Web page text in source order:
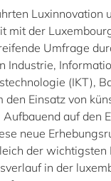
Luxinnovation
mit der
Umfrage
Industrie,
(IKT),
den Einsatz von
auf den
neue
der wichtigsten
in der